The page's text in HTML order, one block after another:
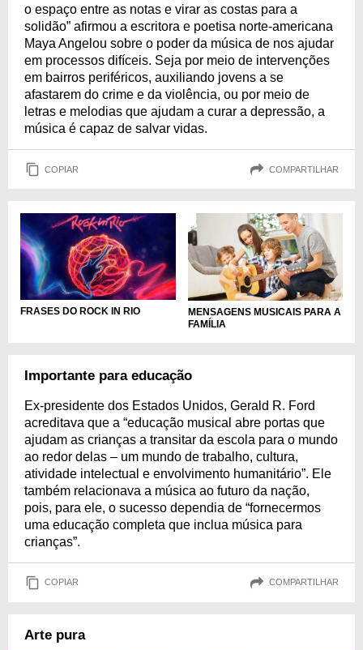
o espaço entre as notas e virar as costas para a
solidão” afirmou a escritora e poetisa norte-americana
Maya Angelou sobre o poder da música de nos ajudar
em processos difíceis. Seja por meio de intervenções
em bairros periféricos, auxiliando jovens a se
afastarem do crime e da violência, ou por meio de
letras e melodias que ajudam a curar a depressão, a
música é capaz de salvar vidas.
COPIAR COMPARTILHAR
FRASES DO ROCK IN RIO
MENSAGENS MUSICAIS PARA A
FAMÍLIA
Importante para educação
Ex-presidente dos Estados Unidos, Gerald R. Ford
acreditava que a “educação musical abre portas que
ajudam as crianças a transitar da escola para o mundo
ao redor delas – um mundo de trabalho, cultura,
atividade intelectual e envolvimento humanitário”. Ele
também relacionava a música ao futuro da nação,
pois, para ele, o sucesso dependia de “fornecermos
uma educação completa que inclua música para
crianças”.
COPIAR COMPARTILHAR
Arte pura